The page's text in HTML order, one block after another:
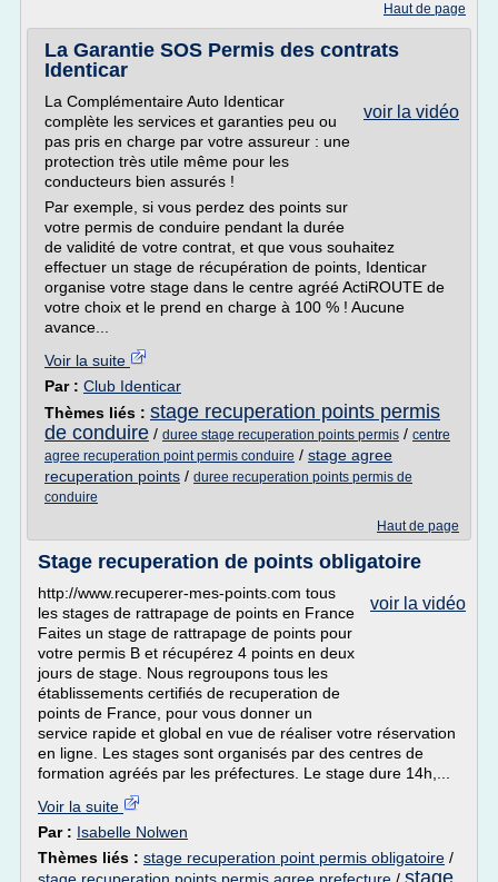
Haut de page
La Garantie SOS Permis des contrats
Identicar
voir la vidéo
La Complémentaire Auto Identicar
complète les services et garanties peu ou
pas pris en charge par votre assureur : une
protection très utile même pour les
conducteurs bien assurés !
Par exemple, si vous perdez des points sur
votre permis de conduire pendant la durée
de validité de votre contrat, et que vous souhaitez
effectuer un stage de récupération de points, Identicar
organise votre stage dans le centre agréé ActiROUTE de
votre choix et le prend en charge à 100 % ! Aucune
avance...
Voir la suite
Par : Club Identicar
Thèmes liés : stage recuperation points permis
de conduire / duree stage recuperation points permis / centre
agree recuperation point permis conduire / stage agree
recuperation points / duree recuperation points permis de
conduire
Haut de page
Stage recuperation de points obligatoire
voir la vidéo
http://www.recuperer-mes-points.com tous
les stages de rattrapage de points en France
Faites un stage de rattrapage de points pour
votre permis B et récupérez 4 points en deux
jours de stage. Nous regroupons tous les
établissements certifiés de recuperation de
points de France, pour vous donner un
service rapide et global en vue de réaliser votre réservation
en ligne. Les stages sont organisés par des centres de
formation agréés par les préfectures. Le stage dure 14h,...
Voir la suite
Par : Isabelle Nolwen
Thèmes liés : stage recuperation point permis obligatoire /
stage